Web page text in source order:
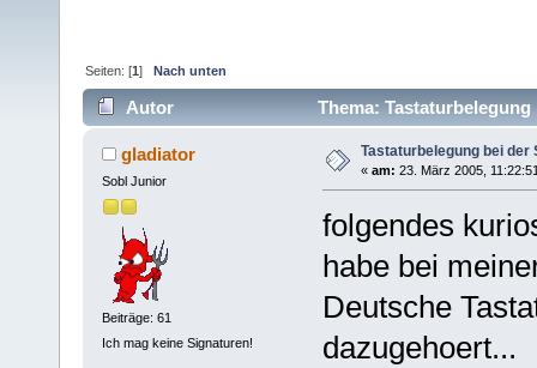
Seiten: [1]Nach unten
Autor Thema:
gladiator
Sobl Junior
Beiträge: 61
Ich mag keine Signaturen!
Tastaturbelegung bei der
« am: 23. März 2005,
folgendes
habe bei
Deutsche
dazugehoert...